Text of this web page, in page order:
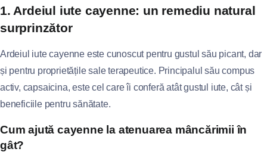
1. Ardeiul iute cayenne: un remediu natural
surprinzător
Ardeiul iute cayenne este cunoscut pentru gustul său picant, dar
și pentru proprietățile sale terapeutice. Principalul său compus
activ, capsaicina, este cel care îi conferă atât gustul iute, cât și
beneficiile pentru sănătate.
Cum ajută cayenne la atenuarea mâncărimii în
gât?